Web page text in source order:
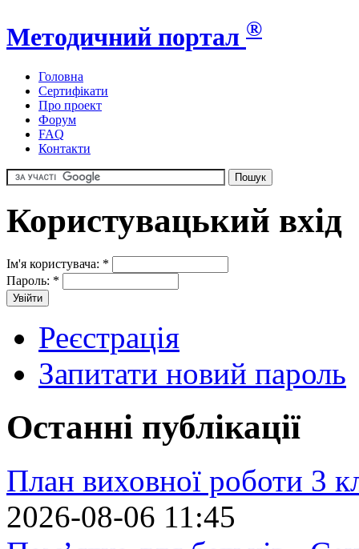
Методичний портал ®
Головна
Сертифікати
Про проект
Форум
FAQ
Контакти
Користувацький вхід
Ім'я користувача: *
Пароль: *
Реєстрація
Запитати новий пароль
Останні публікації
План виховної роботи 3
2026-08-06 11:45